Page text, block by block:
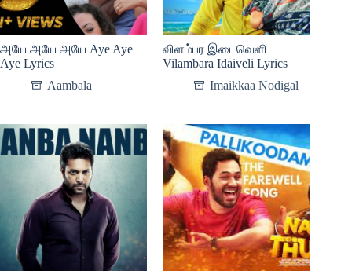
அயே அயே அயே Aye Aye
Aye Lyrics
Aambala
விளம்பர இடைவெளி
Vilambara Idaiveli Lyrics
Imaikkaa Nodigal